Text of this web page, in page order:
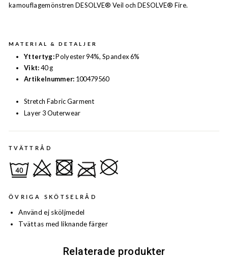
kamouflagemönstren DESOLVE® Veil och DESOLVE® Fire.
MATERIAL & DETALJER
Yttertyg:Polyester 94%, Spandex 6%
Vikt:40 g
Artikelnummer: 100479560
Stretch Fabric Garment
Layer 3 Outerwear
TVÄTTRÅD
ÖVRIGA SKÖTSELRÅD
Använd ej sköljmedel
Tvättas med liknande färger
Relaterade produkter